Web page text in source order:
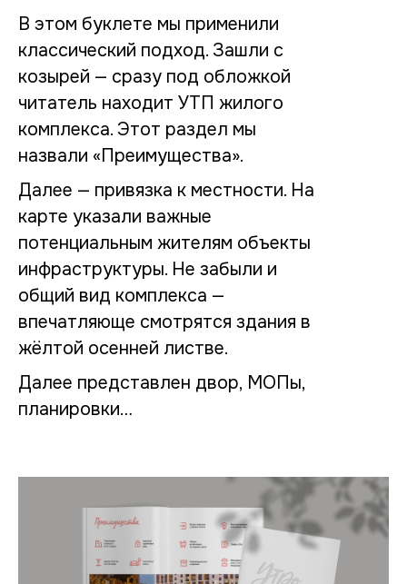
В этом буклете мы применили
классический подход. Зашли с
козырей — сразу под обложкой
читатель находит УТП жилого
комплекса. Этот раздел мы
назвали «Преимущества».
Далее — привязка к местности. На
карте указали важные
потенциальным жителям объекты
инфраструктуры. Не забыли и
общий вид комплекса —
впечатляюще смотрятся здания в
жёлтой осенней листве.
Далее представлен двор, МОПы,
планировки…